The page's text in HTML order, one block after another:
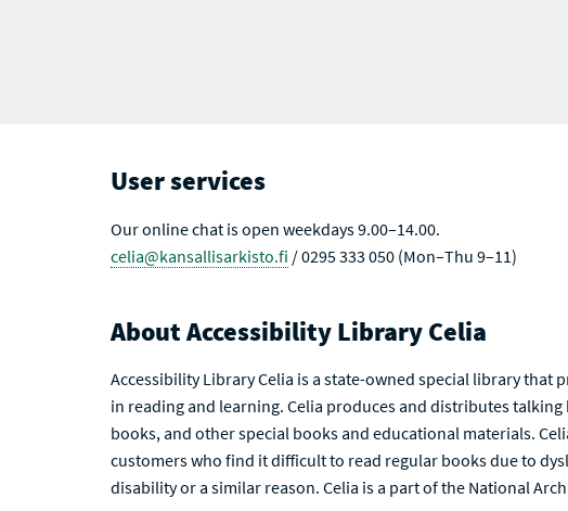
User services
Our online chat is open weekdays 9.00–14.00.
celia@kansallisarkisto.fi / 0295 333 050 (Mon–Thu 9–11)
About Accessibility Library Celia
Accessibility Library Celia is a state-owned special library that
in reading and learning. Celia produces and distributes
books, and other special books and educational materials.
customers who find it difficult to read regular books due to
disability or a similar reason. Celia is a part of the National